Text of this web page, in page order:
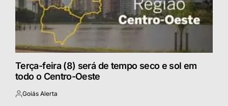
Terça-feira (8) será de tempo seco e sol em
todo o Centro-Oeste
Postado
Goiás Alerta